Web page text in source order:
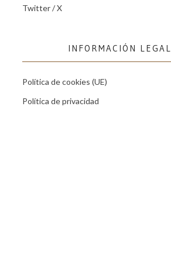
Twitter / X
INFORMACIÓN LEGAL
Política de cookies (UE)
Política de privacidad